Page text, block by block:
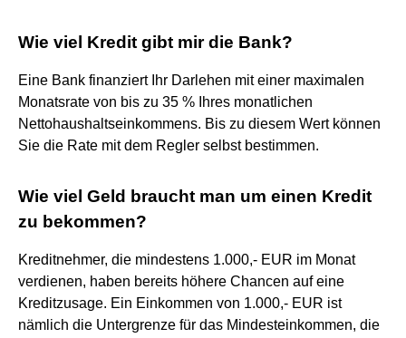
Wie viel Kredit gibt mir die Bank?
Eine Bank finanziert Ihr Darlehen mit einer maximalen
Monatsrate von bis zu 35 % Ihres monatlichen
Nettohaushaltseinkommens. Bis zu diesem Wert können
Sie die Rate mit dem Regler selbst bestimmen.
Wie viel Geld braucht man um einen Kredit
zu bekommen?
Kreditnehmer, die mindestens 1.000,- EUR im Monat
verdienen, haben bereits höhere Chancen auf eine
Kreditzusage. Ein Einkommen von 1.000,- EUR ist
nämlich die Untergrenze für das Mindesteinkommen, die